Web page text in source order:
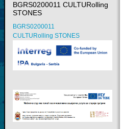
BGRS0200011 CULTURolling
STONES
BGRS0200011
CULTURolling STONES